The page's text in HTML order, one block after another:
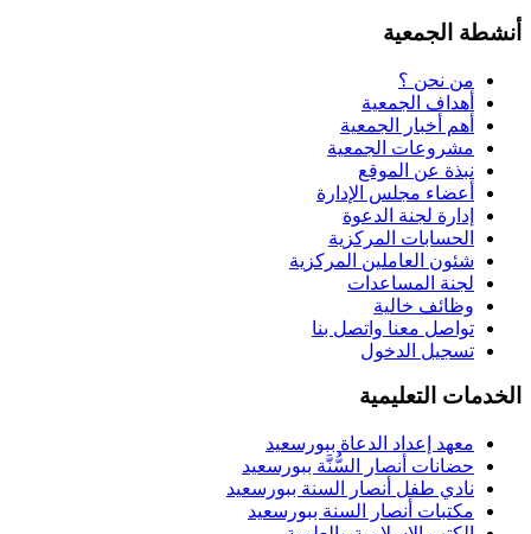
أنشطة الجمعية
من نحن ؟
أهداف الجمعية
أهم أخبار الجمعية
مشروعات الجمعية
نبذة عن الموقع
أعضاء مجلس الإدارة
إدارة لجنة الدعوة
الحسابات المركزية
شئون العاملين المركزية
لجنة المساعدات
وظائف خالية
تواصل معنا واتصل بنا
تسجيل الدخول
الخدمات التعليمية
معهد إعداد الدعاة ببورسعيد
حضانات أنصار السُّنَّة ببورسعيد
نادي طفل أنصار السنة ببورسعيد
مكتبات أنصار السنة ببورسعيد